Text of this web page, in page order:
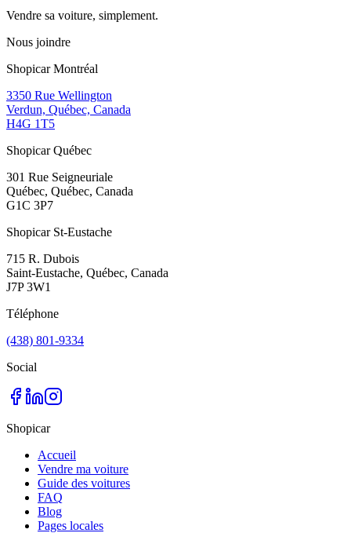
Vendre sa voiture, simplement.
Nous joindre
Shopicar Montréal
3350 Rue Wellington
Verdun, Québec, Canada
H4G 1T5
Shopicar Québec
301 Rue Seigneuriale
Québec, Québec, Canada
G1C 3P7
Shopicar St-Eustache
715 R. Dubois
Saint-Eustache, Québec, Canada
J7P 3W1
Téléphone
(438) 801-9334
Social
Shopicar
Accueil
Vendre ma voiture
Guide des voitures
FAQ
Blog
Pages locales